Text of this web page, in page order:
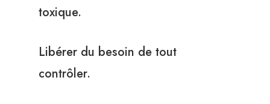
toxique.
Libérer du besoin de tout
contrôler.